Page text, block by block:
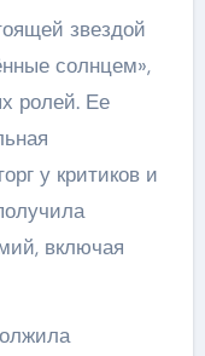
звездой
солнцем»,
ролей. Ее
у критиков и
включая